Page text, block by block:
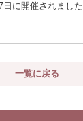
に開催されました
一覧に戻る